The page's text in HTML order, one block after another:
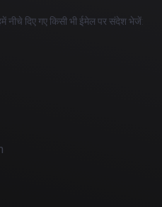
दिए गए किसी भी ईमेल पर संदेश भेजें: